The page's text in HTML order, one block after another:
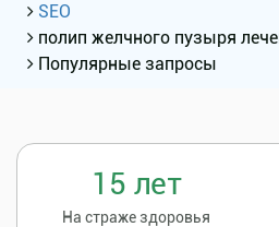
SEO
полип желчного пузыря
Популярные запросы
15 лет
На страже здоровья